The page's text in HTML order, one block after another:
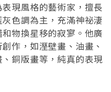
現風格的藝術家，擅長
色調為主，充滿神祕淒
物換星移的寂寥。他廣
作，如溼壁畫、油畫、
銅版畫等，純真的表現